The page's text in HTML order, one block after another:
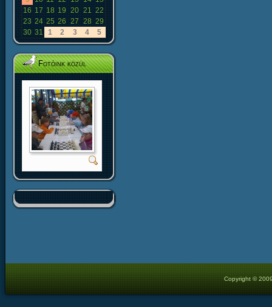
16 17 18 19 20 21 22
23 24 25 26 27 28 29
30 31 1 2 3 4 5
Fotóink közül
Copyright ©